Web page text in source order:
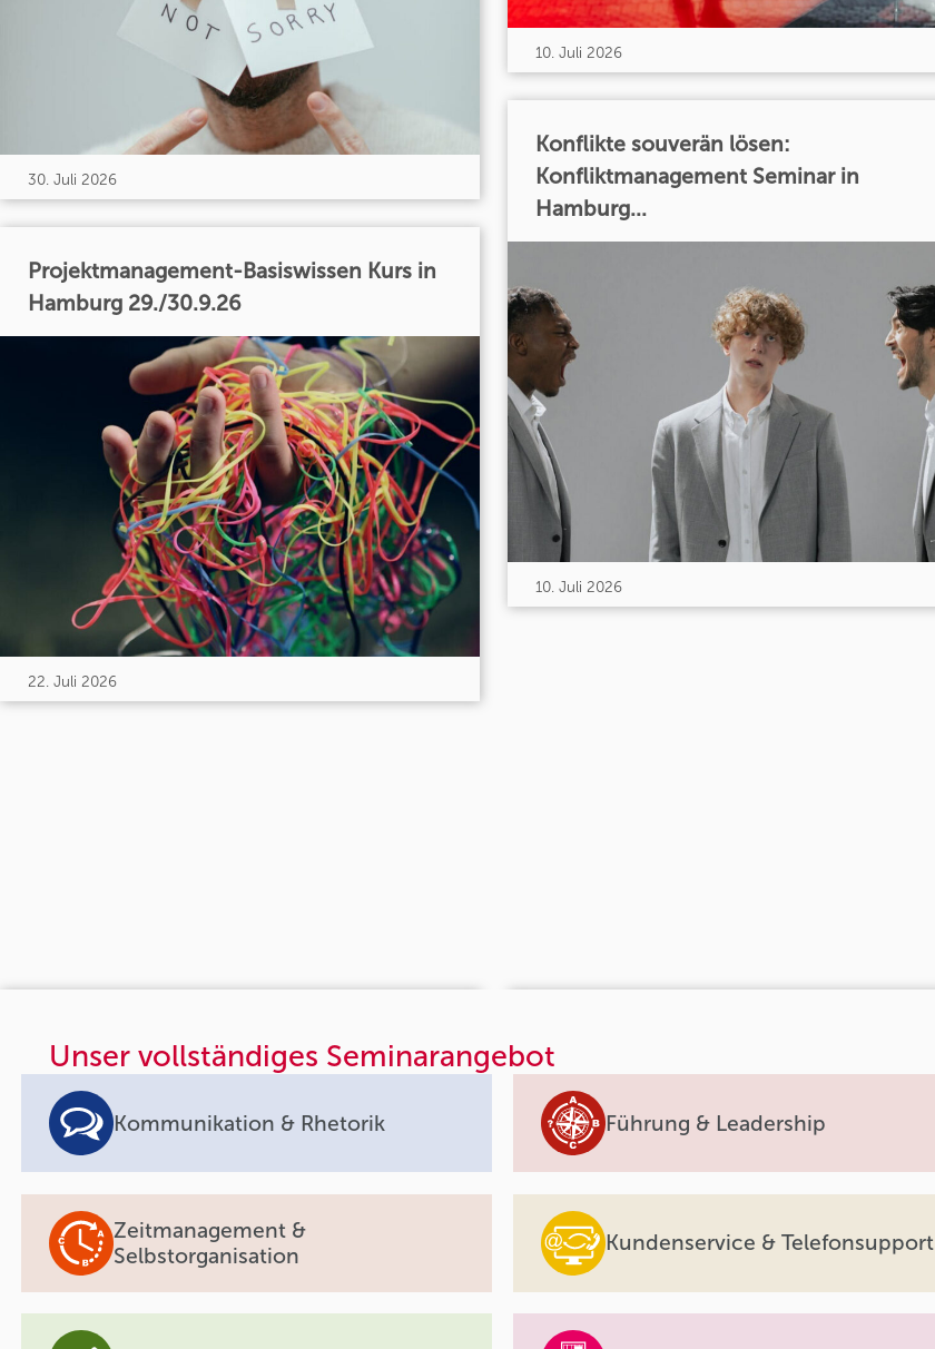
30. Juli 2026
Projektmanagement-Basiswissen Kurs in
Hamburg 29./30.9.26
22. Juli 2026
10. Juli 2026
Konflikte souverän lösen:
Konfliktmanagement Seminar in
Hamburg...
10. Juli 2026
Unser vollständiges Seminarangebot
Kommunikation & Rhetorik Führung & Leadership
Zeitmanagement &
Selbstorganisation
Kundenservice & Telefonsupport